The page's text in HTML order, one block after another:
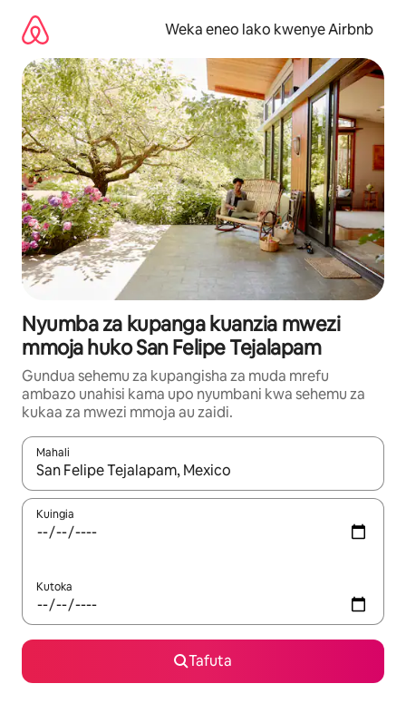
kwenda
kwenye
maudhui
Weka eneo lako kwenye Airbnb
Nyumba za kupanga kuanzia mwezi
mmoja huko San Felipe Tejalapam
Gundua sehemu za kupangisha za muda mrefu
ambazo unahisi kama upo nyumbani kwa sehemu za
kukaa za mwezi mmoja au zaidi.
Mahali
Wakati matokeo yanapatikana, vinjari kwa kutumia vitufe vya
Kuingia
Kutoka
Tafuta